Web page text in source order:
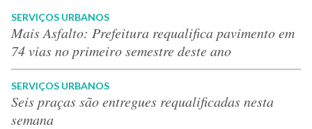
SERVIÇOS URBANOS
Mais Asfalto: Prefeitura requalifica pavimento em
74 vias no primeiro semestre deste ano
SERVIÇOS URBANOS
Seis praças são entregues requalificadas nesta
semana